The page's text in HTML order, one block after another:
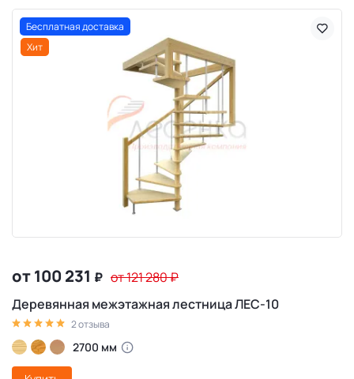
Бесплатная доставка
Хит
от 100 231 ₽ от 121 280₽
Деревянная межэтажная лестница ЛЕС-10
2 отзыва
2700 мм